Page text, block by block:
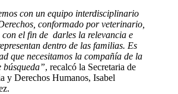
con un equipo interdisciplinario
conformado por veterinario,
con el fin de darles la relevancia e
dentro de las familias. Es
que necesitamos la compañía de la
búsqueda”, recalcó la Secretaria de
y Derechos Humanos, Isabel